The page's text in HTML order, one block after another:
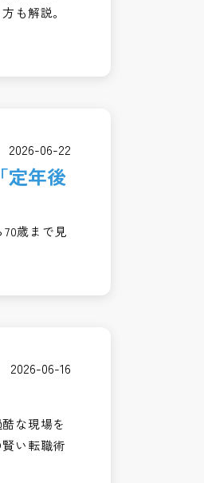
も解説。
2026-06-22
定年後
歳まで見
2026-06-16
な現場を
い転職術